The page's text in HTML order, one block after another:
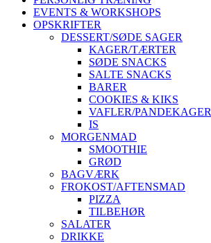
EVENTS & WORKSHOPS
OPSKRIFTER
DESSERT/SØDE SAGER
KAGER/TÆRTER
SØDE SNACKS
SALTE SNACKS
BARER
COOKIES & KIKS
VAFLER/PANDEKAGER
IS
MORGENMAD
SMOOTHIE
GRØD
BAGVÆRK
FROKOST/AFTENSMAD
PIZZA
TILBEHØR
SALATER
DRIKKE